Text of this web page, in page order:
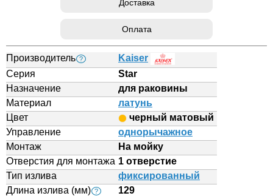
Доставка
Оплата
Производитель ?
Kaiser
Серия
Star
Назначение
для раковины
Материал
латунь
Цвет
черный матовый
Управление
однорычажное
Монтаж
На мойку
Отверстия для монтажа 1 отверстие
Тип излива
фиксированный
Длина излива (мм) ?
129